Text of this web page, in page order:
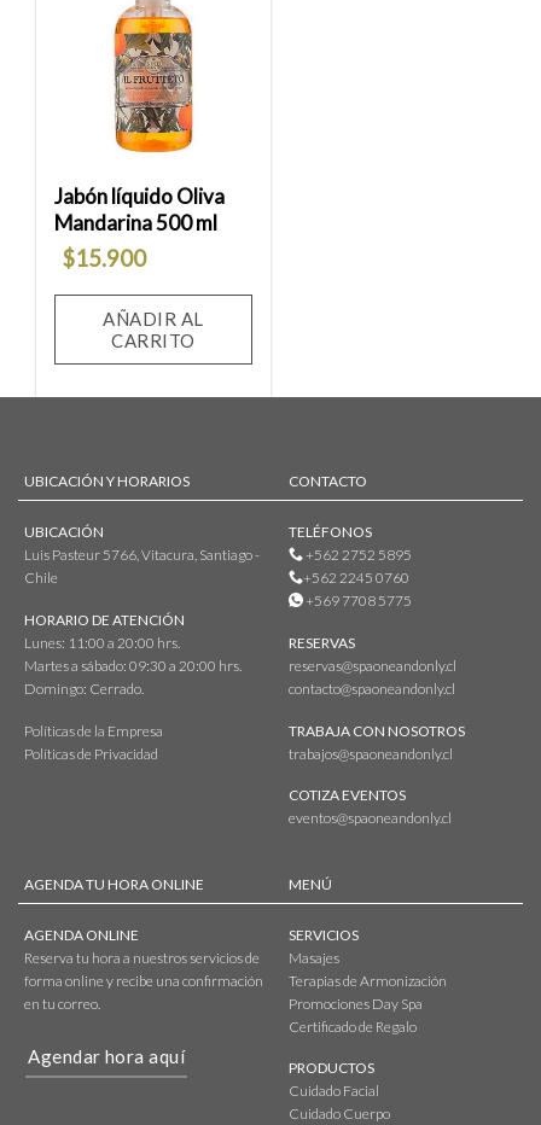
Jabón líquido Oliva
Mandarina 500 ml
$15.900
AÑADIR AL
CARRITO
UBICACIÓN Y HORARIOS
UBICACIÓN
Luis Pasteur 5766, Vitacura, Santiago -
Chile
HORARIO DE ATENCIÓN
Lunes: 11:00 a 20:00 hrs.
Martes a sábado: 09:30 a 20:00 hrs.
Domingo: Cerrado.
Políticas de la Empresa
Políticas de Privacidad
CONTACTO
TELÉFONOS
+562 2752 5895
+562 2245 0760
+569 7708 5775
RESERVAS
reservas@spaoneandonly.cl
contacto@spaoneandonly.cl
TRABAJA CON NOSOTROS
trabajos@spaoneandonly.cl
COTIZA EVENTOS
eventos@spaoneandonly.cl
AGENDA TU HORA ONLINE
AGENDA ONLINE
Reserva tu hora a nuestros servicios de
forma online y recibe una confirmación
en tu correo.
Agendar hora aquí
MENÚ
SERVICIOS
Masajes
Terapias de Armonización
Promociones Day Spa
Certificado de Regalo
PRODUCTOS
Cuidado Facial
Cuidado Cuerpo